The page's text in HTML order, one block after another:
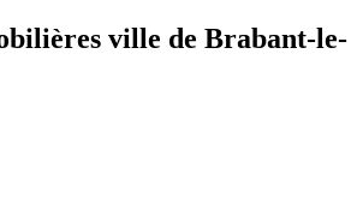
ville de Brabant-le-